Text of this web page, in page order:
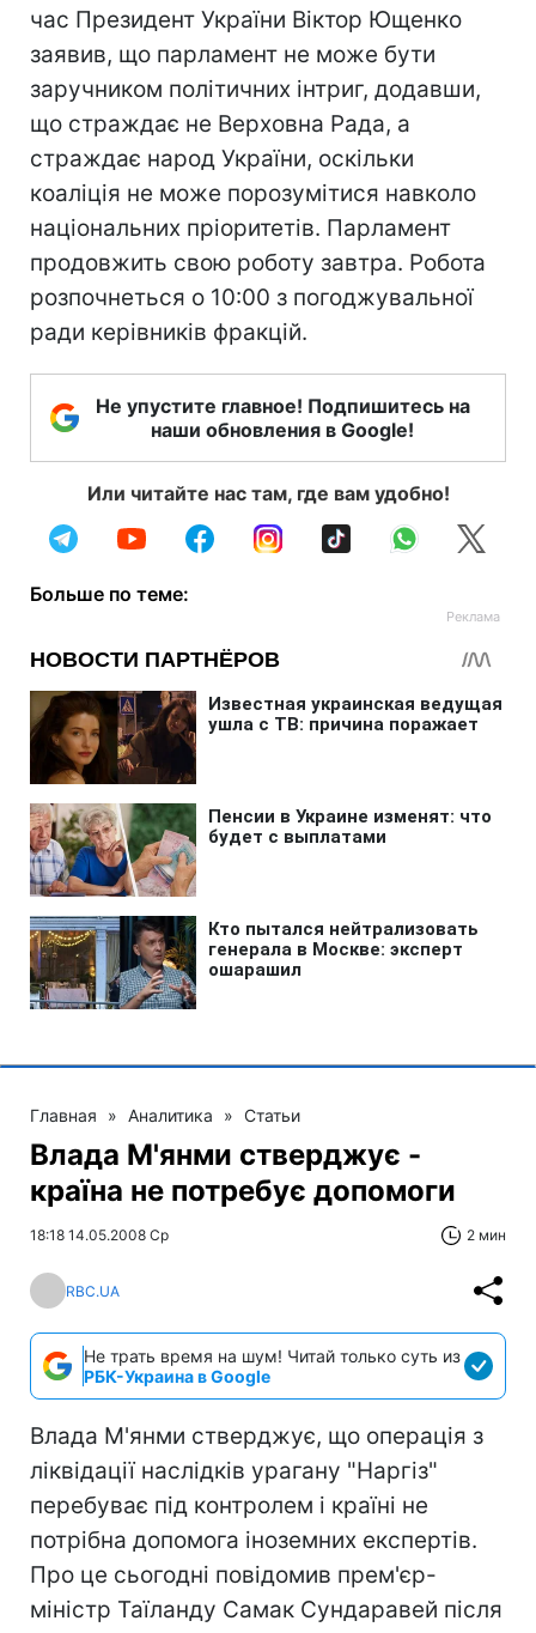
час Президент України Віктор Ющенко
заявив, що парламент не може бути
заручником політичних інтриг, додавши,
що страждає не Верховна Рада, а
страждає народ України, оскільки
коаліція не може порозумітися навколо
національних пріоритетів. Парламент
продовжить свою роботу завтра. Робота
розпочнеться о 10:00 з погоджувальної
ради керівників фракцій.
Не упустите главное! Подпишитесь на
наши обновления в Google!
Или читайте нас там, где вам удобно!
Больше по теме:
Главная » Аналитика » Статьи
Влада М'янми стверджує -
країна не потребує допомоги
18:18 14.05.2008 Ср 2 мин
RBC.UA
Не трать время на шум! Читай только суть из
РБК-Украина в Google
Влада М'янми стверджує, що операція з
ліквідації наслідків урагану "Наргіз"
перебуває під контролем і країні не
потрібна допомога іноземних експертів.
Про це сьогодні повідомив прем'єр-
міністр Таїланду Самак Сундаравей після